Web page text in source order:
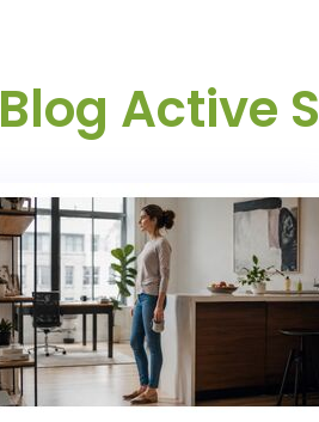
Blog Active